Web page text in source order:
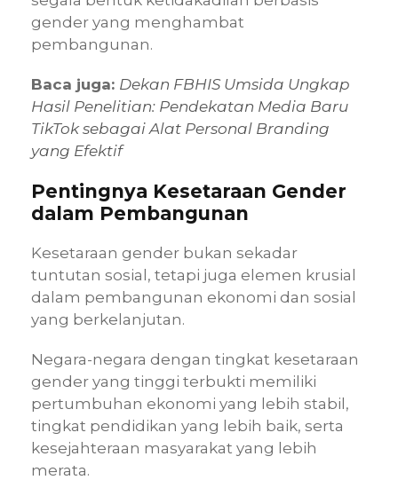
gender yang menghambat
pembangunan.
Baca juga: Dekan FBHIS Umsida Ungkap
Hasil Penelitian: Pendekatan Media Baru
TikTok sebagai Alat Personal Branding
yang Efektif
Pentingnya Kesetaraan Gender
dalam Pembangunan
Kesetaraan gender bukan sekadar
tuntutan sosial, tetapi juga elemen krusial
dalam pembangunan ekonomi dan sosial
yang berkelanjutan.
Negara-negara dengan tingkat kesetaraan
gender yang tinggi terbukti memiliki
pertumbuhan ekonomi yang lebih stabil,
tingkat pendidikan yang lebih baik, serta
kesejahteraan masyarakat yang lebih
merata.